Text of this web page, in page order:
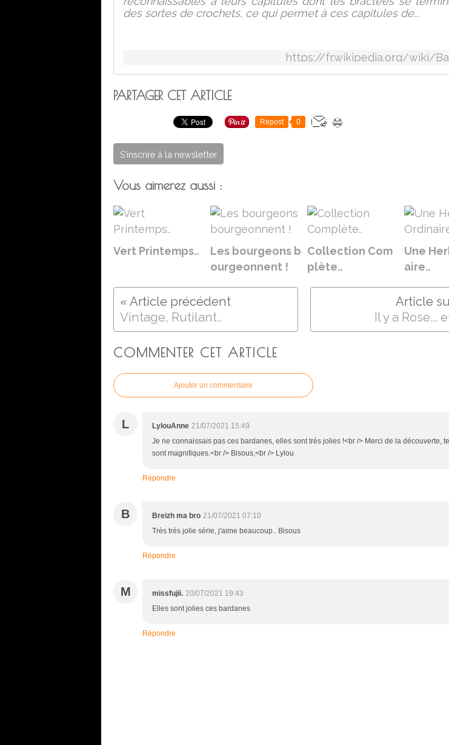
des sortes de crochets, ce qui permet à ces capitules de...
https://fr.wikipedia.org/wiki/
PARTAGER CET ARTICLE
Repost 0
S'inscrire à la newsletter
Vous aimerez aussi :
Vert Printemps..
Les bourgeons b
ourgeonnent !
Collection Com
plète..
Une
aire..
Vintage, Rutilant.. Il y a Rose...
COMMENTER CET ARTICLE
Ajouter un commentaire
L LylouAnne 21/07/2021 15:49
Je ne connaissais pas ces bardanes, elles sont très jolies !<br /> Merci de la découverte,
sont magnifiques.<br /> Bisous,<br /> Lylou
Répondre
B Breizh ma bro 21/07/2021 07:10
Très très jolie série, j'aime beaucoup.. Bisous
Répondre
M missfujii. 20/07/2021 19:43
Elles sont jolies ces bardanes
Répondre